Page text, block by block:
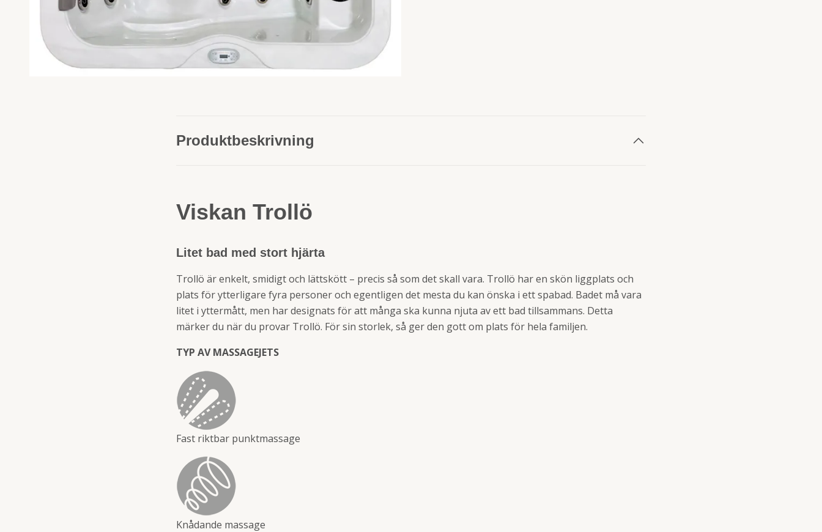
Produktbeskrivning
Viskan Trollö
Litet bad med stort hjärta
Trollö är enkelt, smidigt och lättskött – precis så som det skall vara. Trollö har en skön liggplats och
plats för ytterligare fyra personer och egentligen det mesta du kan önska i ett spabad. Badet må vara
litet i yttermått, men har designats för att många ska kunna njuta av ett bad tillsammans. Detta
märker du när du provar Trollö. För sin storlek, så ger den gott om plats för hela familjen.
TYP AV MASSAGEJETS
Fast riktbar punktmassage
Knådande massage